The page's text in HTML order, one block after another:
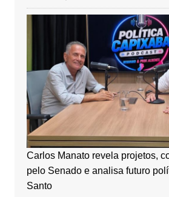
Carlos Manato revela projetos,
pelo Senado e analisa futuro
Santo